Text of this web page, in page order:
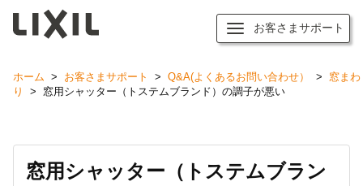
お客さまサポート
ホーム > お客さまサポート > Q&A(よくあるお問い合わせ） >
窓まわ
り
> 窓用シャッター（トステムブランド）の調子が悪い
窓用シャッター（トステムブラン